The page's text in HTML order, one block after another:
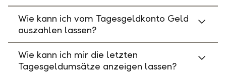
Wie kann ich vom Tagesgeldkonto Geld
auszahlen lassen?
Wie kann ich mir die letzten
Tagesgeldumsätze anzeigen lassen?